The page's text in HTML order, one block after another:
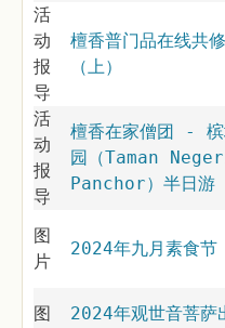
活
动
报
导
檀香普门品在线共
（上）
活
动
报
导
檀香在家僧团 - 槟
园（Taman
Panchor）半日游
图
片
2024年九月素食节
图
2024年观世音菩萨